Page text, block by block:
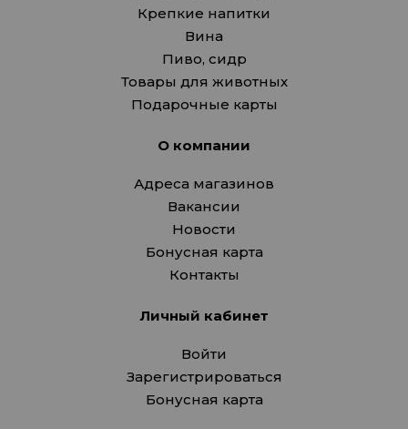
Крепкие напитки
Вина
Пиво, сидр
Товары для животных
Подарочные карты
О компании
Адреса магазинов
Вакансии
Новости
Бонусная карта
Контакты
Личный кабинет
Войти
Зарегистрироваться
Бонусная карта